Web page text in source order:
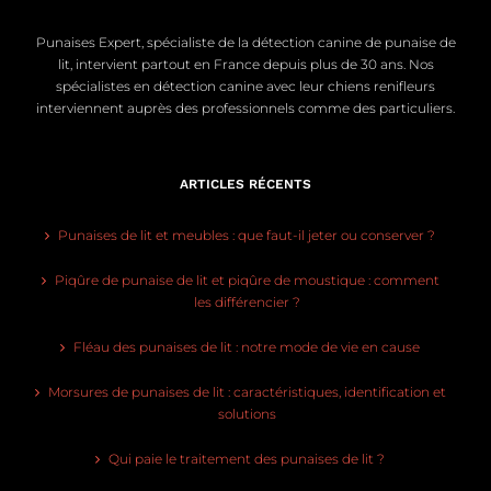
Punaises Expert, spécialiste de la détection canine de punaise de
lit, intervient partout en France depuis plus de 30 ans. Nos
spécialistes en détection canine avec leur chiens renifleurs
interviennent auprès des professionnels comme des particuliers.
ARTICLES RÉCENTS
Punaises de lit et meubles : que faut-il jeter ou conserver ?
Piqûre de punaise de lit et piqûre de moustique : comment
les différencier ?
Fléau des punaises de lit : notre mode de vie en cause
Morsures de punaises de lit : caractéristiques, identification et
solutions
Qui paie le traitement des punaises de lit ?